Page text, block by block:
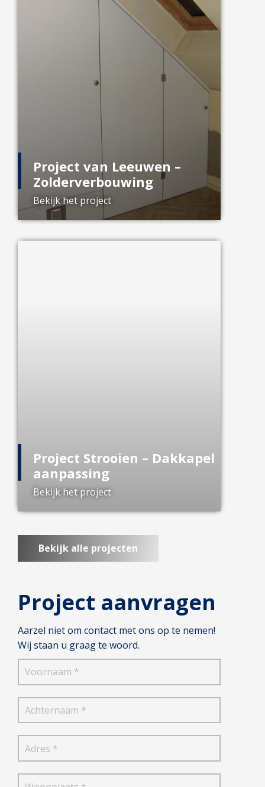
Project aanvragen
Aarzel niet om contact met ons op te nemen!
Wij staan u graag te woord.
Project van Leeuwen –
Zolderverbouwing
Bekijk het project
Project Strooien – Dakkapel
aanpassing
Bekijk het project
Bekijk alle projecten